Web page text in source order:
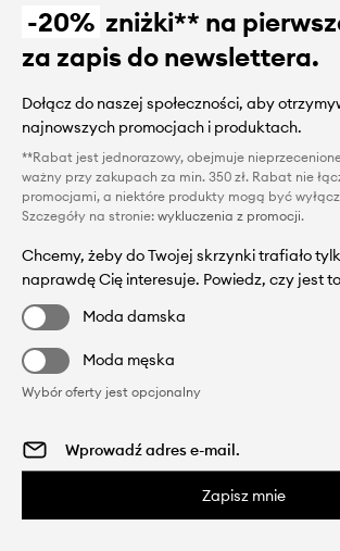
-20% zniżki** na
za zapis do newslettera.
Dołącz do naszej społeczności, aby
najnowszych promocjach i produktach.
**Rabat jest jednorazowy, obejmuje
ważny przy zakupach za min. 350 zł. Rabat nie
promocjami, a niektóre produkty mogą być
Szczegóły na stronie: wykluczenia z promocji.
Chcemy, żeby do Twojej skrzynki trafiało
naprawdę Cię interesuje. Powiedz, czy jest
Moda damska
Moda męska
Wybór oferty jest opcjonalny
Zapisz mnie